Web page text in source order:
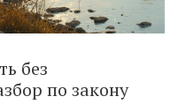
без
по закону